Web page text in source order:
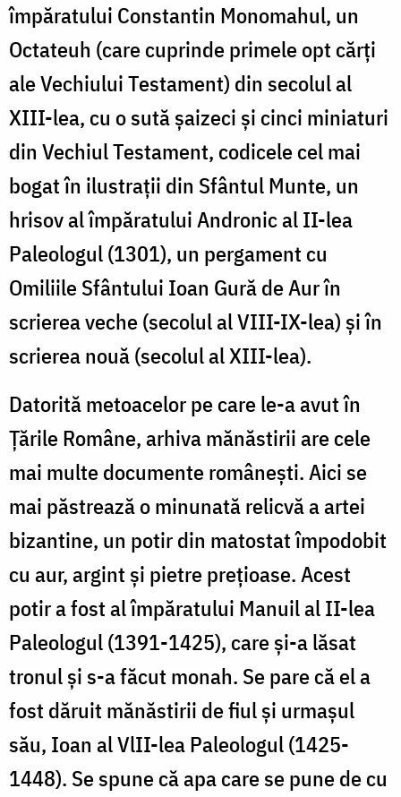
împăratului Constantin Monomahul, un
Octateuh (care cuprinde primele opt cărți
ale Vechiului Testament) din secolul al
XIII-lea, cu o sută șaizeci și cinci miniaturi
din Vechiul Testament, codicele cel mai
bogat în ilustrații din Sfântul Munte, un
hrisov al împăratului Andronic al II-lea
Paleologul (1301), un pergament cu
Omiliile Sfântului Ioan Gură de Aur în
scrierea veche (secolul al VIII-IX-lea) și în
scrierea nouă (secolul al XIII-lea).
Datorită metoacelor pe care le-a avut în
Țările Române, arhiva mănăstirii are cele
mai multe documente românești. Aici se
mai păstrează o minunată relicvă a artei
bizantine, un potir din matostat împodobit
cu aur, argint și pietre prețioase. Acest
potir a fost al împăratului Manuil al II-lea
Paleologul (1391-1425), care și-a lăsat
tronul și s-a făcut monah. Se pare că el a
fost dăruit mănăstirii de fiul și urmașul
său, Ioan al VlII-lea Paleologul (1425-
1448). Se spune că apa care se pune de cu